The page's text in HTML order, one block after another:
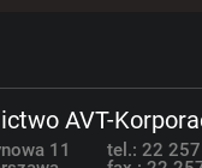
AVT-
11
tel.: 22